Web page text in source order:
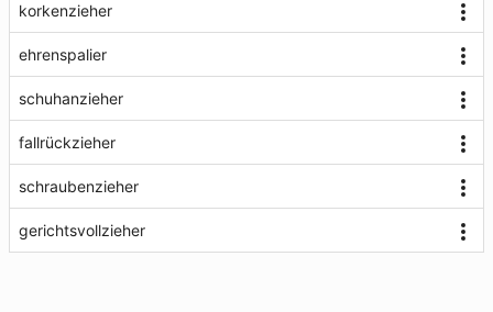
korkenzieher
ehrenspalier
schuhanzieher
fallrückzieher
schraubenzieher
gerichtsvollzieher